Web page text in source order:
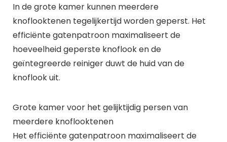
In de grote kamer kunnen meerdere
knoflooktenen tegelijkertijd worden geperst. Het
efficiënte gatenpatroon maximaliseert de
hoeveelheid geperste knoflook en de
geïntegreerde reiniger duwt de huid van de
knoflook uit.
Grote kamer voor het gelijktijdig persen van
meerdere knoflooktenen
Het efficiënte gatenpatroon maximaliseert de